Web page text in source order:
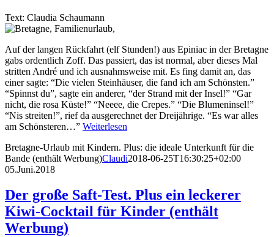
Text: Claudia Schaumann
Auf der langen Rückfahrt (elf Stunden!) aus Epiniac in der Bretagne
gabs ordentlich Zoff. Das passiert, das ist normal, aber dieses Mal
stritten André und ich ausnahmsweise mit. Es fing damit an, das
einer sagte: “Die vielen Steinhäuser, die fand ich am Schönsten.”
“Spinnst du”, sagte ein anderer, “der Strand mit der Insel!” “Gar
nicht, die rosa Küste!” “Neeee, die Crepes.” “Die Blumeninsel!”
“Nis streiten!”, rief da ausgerechnet der Dreijährige. “Es war alles
am Schönsteren…” Weiterlesen
Bretagne-Urlaub mit Kindern. Plus: die ideale Unterkunft für die
Bande (enthält Werbung)Claudi2018-06-25T16:30:25+02:00
05.Juni.2018
Der große Saft-Test. Plus ein leckerer
Kiwi-Cocktail für Kinder (enthält
Werbung)